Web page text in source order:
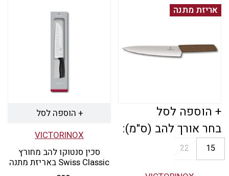
זה
מספר
סוגים.
את
האפשרויות
אריזת מתנה
+ הוספה לסל
בחר אורך להב (ס"מ):
15
22
+ הוספה לסל
VICTORINOX
סכין סנטוקו להב מחורץ
Swiss Classic באריזת מתנה